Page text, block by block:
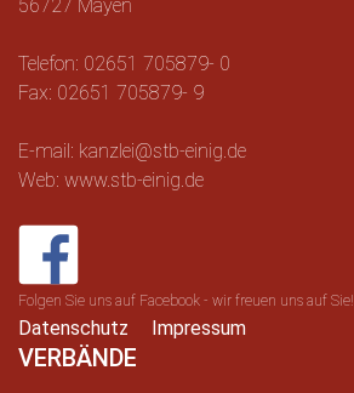
56727 Mayen
Telefon: 02651 705879- 0
Fax: 02651 705879- 9
E-mail: kanzlei@stb-einig.de
Web: www.stb-einig.de
Folgen Sie uns auf Facebook - wir freuen uns auf Sie!
Datenschutz Impressum
VERBÄNDE